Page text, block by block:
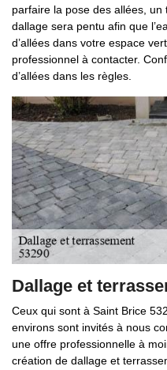
parfaire la pose des allées,
dallage sera pentu afin que
d’allées dans votre espace
professionnel à contacter.
d’allées dans les règles.
Dallage et
Ceux qui sont à Saint Brice
environs sont invités à nous
une offre professionnelle à
création de dallage et